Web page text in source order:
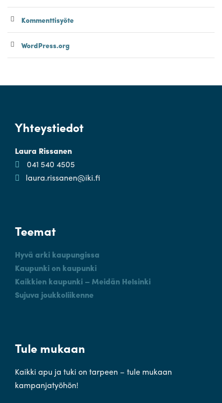
Kommenttisyöte
WordPress.org
Yhteystiedot
Laura Rissanen
041 540 4505
laura.rissanen@iki.fi
Teemat
Hyvä arki kaupungissa
Kaupunki on kaupunki
Kaikkien kaupunki – Meidän Helsinki
Sujuva joukkoliikenne
Tule mukaan
Kaikki apu ja tuki on tarpeen – tule mukaan
kampanjatyöhön!